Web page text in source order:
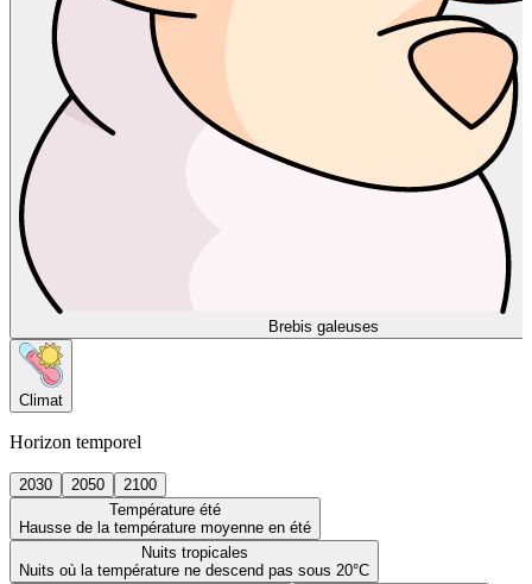
Brebis galeuses
Climat
Horizon temporel
2030 2050
2100
Température été
Hausse de la température moyenne en été
Nuits tropicales
Nuits où la température ne descend pas sous 20°C